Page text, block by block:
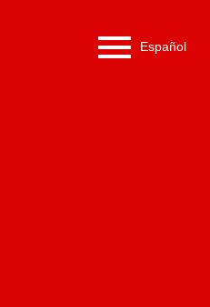
Español